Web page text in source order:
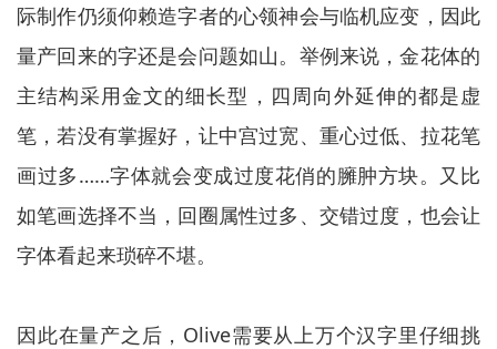
际制作仍须仰赖造字者的心领神会与临机应变，因此
量产回来的字还是会问题如山。举例来说，金花体的
主结构采用金文的细长型，四周向外延伸的都是虚
笔，若没有掌握好，让中宫过宽、重心过低、拉花笔
画过多……字体就会变成过度花俏的臃肿方块。又比
如笔画选择不当，回圈属性过多、交错过度，也会让
字体看起来琐碎不堪。
因此在量产之后，Olive需要从上万个汉字里仔细挑